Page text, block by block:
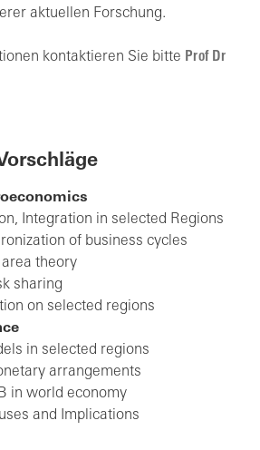
aktuellen Forschung.
kontaktieren Sie bitte Prof Dr
Integration in selected Regions
of business cycles
theory
sharing
on selected regions
in selected regions
arrangements
in world economy
and Implications